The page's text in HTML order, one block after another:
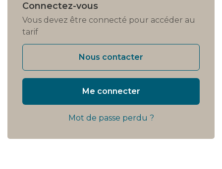
Connectez-vous
Vous devez être connecté pour accéder au
tarif
Nous contacter
Me connecter
Mot de passe perdu ?